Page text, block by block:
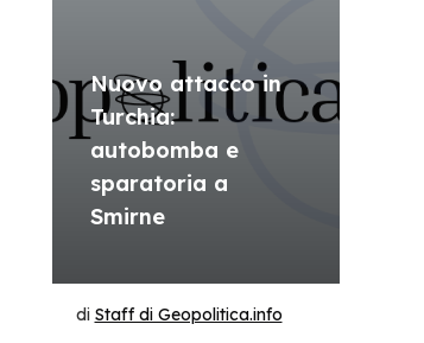
Nuovo attacco in
Turchia:
autobomba e
sparatoria a
Smirne
di Staff di Geopolitica.info